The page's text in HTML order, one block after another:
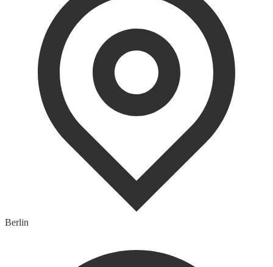
Berlin